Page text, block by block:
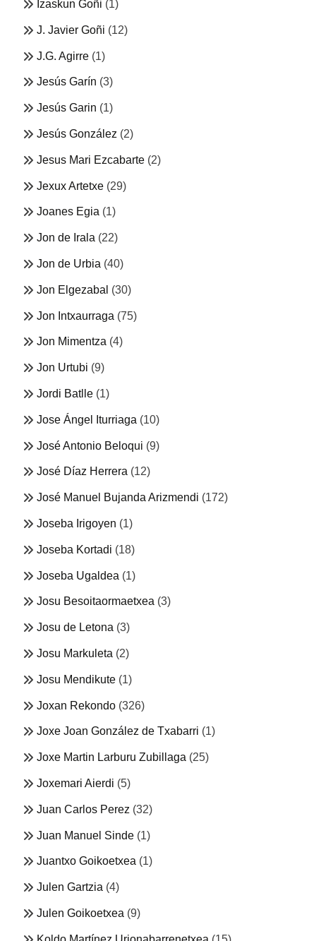
Izaskun Goñi (1)
J. Javier Goñi (12)
J.G. Agirre (1)
Jesús Garín (3)
Jesús Garin (1)
Jesús González (2)
Jesus Mari Ezcabarte (2)
Jexux Artetxe (29)
Joanes Egia (1)
Jon de Irala (22)
Jon de Urbia (40)
Jon Elgezabal (30)
Jon Intxaurraga (75)
Jon Mimentza (4)
Jon Urtubi (9)
Jordi Batlle (1)
Jose Ángel Iturriaga (10)
José Antonio Beloqui (9)
José Díaz Herrera (12)
José Manuel Bujanda Arizmendi (172)
Joseba Irigoyen (1)
Joseba Kortadi (18)
Joseba Ugaldea (1)
Josu Besoitaormaetxea (3)
Josu de Letona (3)
Josu Markuleta (2)
Josu Mendikute (1)
Joxan Rekondo (326)
Joxe Joan González de Txabarri (1)
Joxe Martin Larburu Zubillaga (25)
Joxemari Aierdi (5)
Juan Carlos Perez (32)
Juan Manuel Sinde (1)
Juantxo Goikoetxea (1)
Julen Gartzia (4)
Julen Goikoetxea (9)